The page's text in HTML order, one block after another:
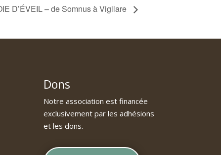
D’ÉVEIL – de Somnus à Vigilare
Dons
Notre association est financée
exclusivement par les adhésions
et les dons.